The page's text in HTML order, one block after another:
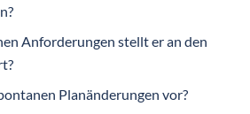
Anforderungen stellt er an den
Planänderungen vor?